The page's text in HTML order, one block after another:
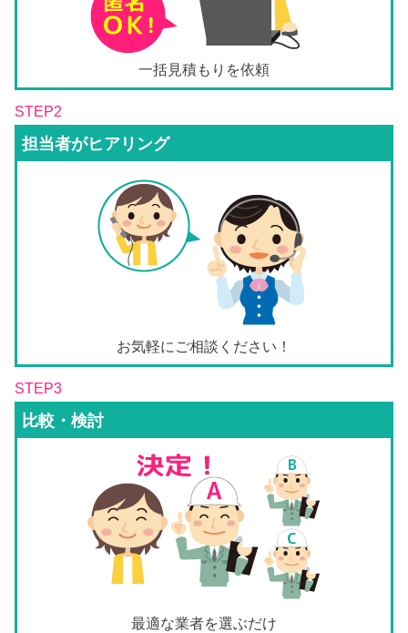
一括見積もりを依頼
STEP2
担当者がヒアリング
お気軽にご相談ください！
STEP3
比較・検討
最適な業者を選ぶだけ